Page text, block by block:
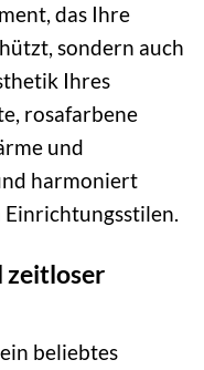
das Ihre
sondern auch
Ihres
rosafarbene
und
harmoniert
zeitloser
beliebtes